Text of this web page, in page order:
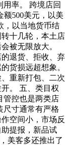
率。 跨境店回
额500美元，以美
，以当地货币结
十几轮，本土店
被无限放大。
退货、拒收、弃
货损远超想象。
重新打包、二次
。 五、类目权
管控也是两类店
尺寸通常有严格
空间小，市场反
提报，新品试
美客多还推出了